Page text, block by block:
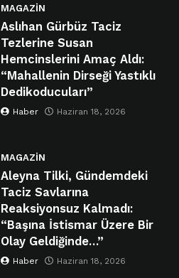
MAGAZIN
Aslıhan Gürbüz Taciz
Tezlerine Susan
Hemcinslerini Amaç Aldı:
“Mahallenin Dirseği Yastıklı
Dedikoducuları”
Haber Haziran 18, 2026
MAGAZIN
Aleyna Tilki, Gündemdeki
Taciz Savlarına
Reaksiyonsuz Kalmadı:
“Başına İstismar Üzere Bir
Olay Geldiğinde…”
Haber Haziran 18, 2026